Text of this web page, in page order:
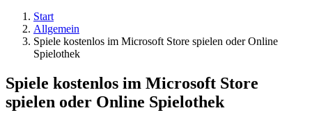
Start
Allgemein
Spiele kostenlos im Microsoft Store spielen oder Online
Spielothek
Spiele kostenlos im Microsoft Store
spielen oder Online Spielothek